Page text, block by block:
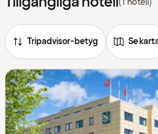
Tripadvisor-betyg Se